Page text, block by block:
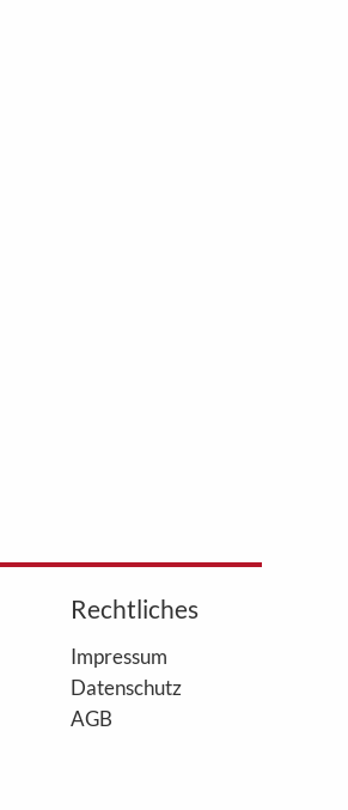
Rechtliches
Impressum
Datenschutz
AGB